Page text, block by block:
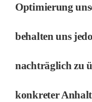
Optimierung
behalten uns
nachträglich zu
konkreter